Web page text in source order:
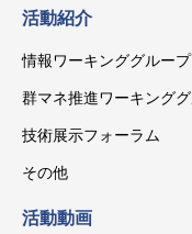
活動紹介
情報ワーキンググループ
群マネ推進ワーキング
技術展示フォーラム
その他
活動動画